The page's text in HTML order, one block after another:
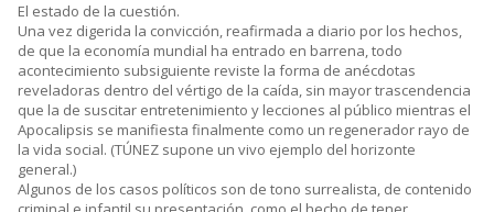
El estado de la cuestión.
Una vez digerida la convicción, reafirmada a diario por los hechos,
de que la economía mundial ha entrado en barrena, todo
acontecimiento subsiguiente reviste la forma de anécdotas
reveladoras dentro del vértigo de la caída, sin mayor trascendencia
que la de suscitar entretenimiento y lecciones al público mientras el
Apocalipsis se manifiesta finalmente como un regenerador rayo de
la vida social. (TÚNEZ supone un vivo ejemplo del horizonte
general.)
Algunos de los casos políticos son de tono surrealista, de contenido